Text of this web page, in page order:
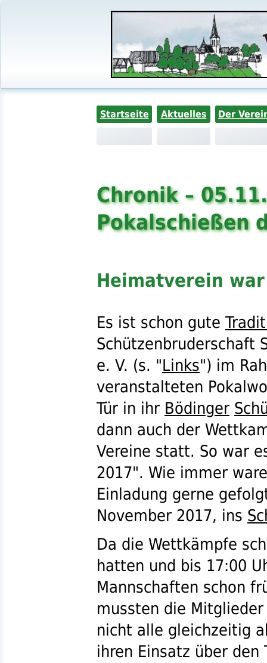
Startseite Aktuelles Der
Chronik –
Pokalschießen
Heimatverein
Es ist schon gute
Schützenbruderschaft
e. V. (s. "Links") im
veranstalteten
Tür in ihr Bödinger
dann auch der
Vereine statt. So war
2017". Wie immer
Einladung gerne
November 2017, ins
Da die Wettkämpfe
hatten und bis 17:00
Mannschaften schon
mussten die
nicht alle gleichzeitig
ihren Einsatz über den